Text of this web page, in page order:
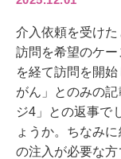
介入依頼を受け
訪問を希望のケ
を経て訪問を開
がん」とのみの
ジ4」との返事で
ょうか。ちなみ
の注入が必要な